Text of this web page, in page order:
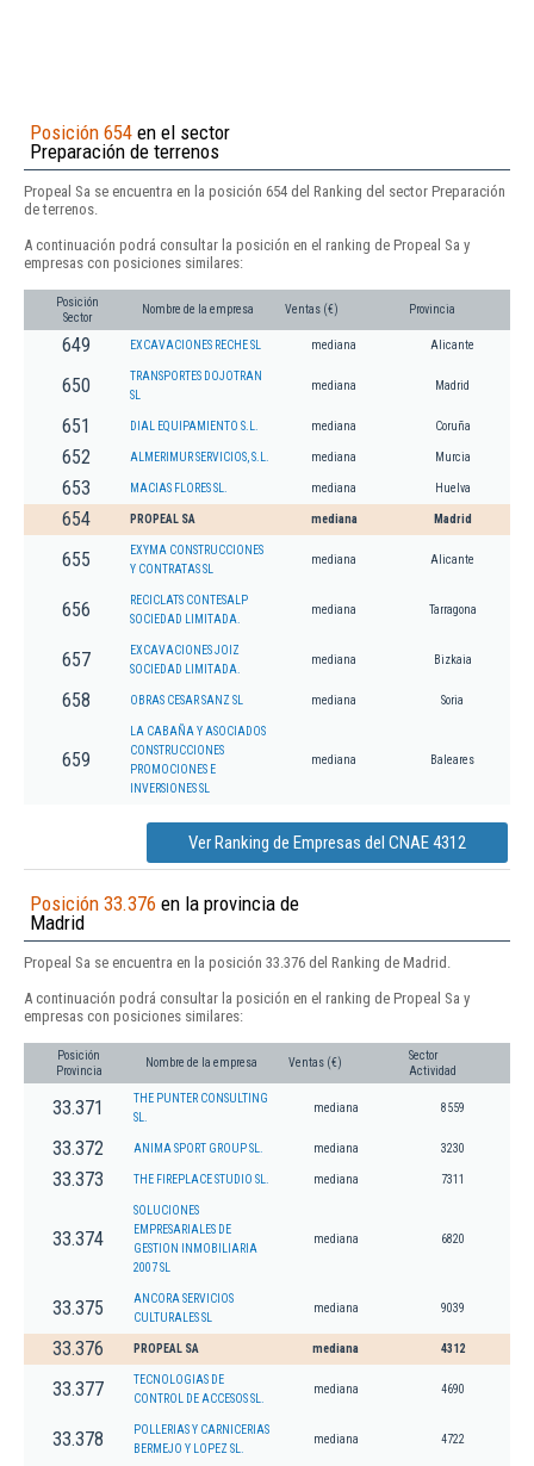
Posición 654 en el sector
Preparación de terrenos
Propeal Sa se encuentra en la posición 654 del Ranking del sector Preparación
de terrenos.
A continuación podrá consultar la posición en el ranking de Propeal Sa y
empresas con posiciones similares:
Posición
Sector
Nombre de la empresa Ventas (€) Provincia
649 EXCAVACIONES RECHE SL mediana Alicante
650
TRANSPORTES DOJOTRAN
SL
mediana Madrid
651 DIAL EQUIPAMIENTO S.L. mediana Coruña
652 ALMERIMUR SERVICIOS, S.L. mediana Murcia
653 MACIAS FLORES SL. mediana Huelva
654 PROPEAL SA mediana Madrid
655
EXYMA CONSTRUCCIONES
Y CONTRATAS SL
mediana Alicante
656
RECICLATS CONTESALP
SOCIEDAD LIMITADA.
mediana Tarragona
657
EXCAVACIONES JOIZ
SOCIEDAD LIMITADA.
mediana Bizkaia
658 OBRAS CESAR SANZ SL mediana Soria
659
LA CABAÑA Y ASOCIADOS
CONSTRUCCIONES
PROMOCIONES E
INVERSIONES SL
mediana Baleares
Ver Ranking de Empresas del CNAE 4312
Posición 33.376 en la provincia de
Madrid
Propeal Sa se encuentra en la posición 33.376 del Ranking de Madrid.
A continuación podrá consultar la posición en el ranking de Propeal Sa y
empresas con posiciones similares:
Posición
Provincia
Nombre de la empresa Ventas (€)
Sector
Actividad
33.371
THE PUNTER CONSULTING
SL.
mediana 8559
33.372 ANIMA SPORT GROUP SL. mediana 3230
33.373 THE FIREPLACE STUDIO SL. mediana 7311
33.374
SOLUCIONES
EMPRESARIALES DE
GESTION INMOBILIARIA
2007 SL
mediana 6820
33.375
ANCORA SERVICIOS
CULTURALES SL
mediana 9039
33.376 PROPEAL SA mediana 4312
33.377
TECNOLOGIAS DE
CONTROL DE ACCESOS SL.
mediana 4690
33.378
POLLERIAS Y CARNICERIAS
BERMEJO Y LOPEZ SL.
mediana 4722